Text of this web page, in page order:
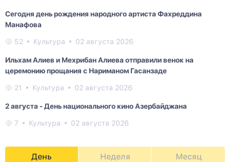
Сегодня день рождения народного артиста Фахреддина
Манафова
52 Культура 02 августа 2026
Ильхам Алиев и Мехрибан Алиева отправили венок на
церемонию прощания с Нариманом Гасанзаде
21 Культура 02 августа 2026
2 августа - День национального кино Азербайджана
7 Культура 02 августа 2026
День Неделя Месяц